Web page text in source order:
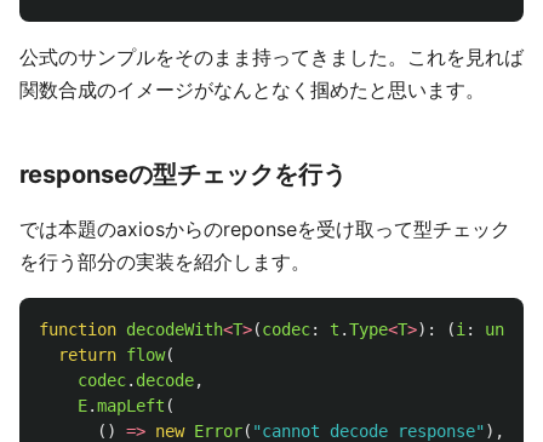
公式のサンプルをそのまま持ってきました。これを見れば
関数合成のイメージがなんとなく掴めたと思います。
responseの型チェックを行う
では本題のaxiosからのreponseを受け取って型チェック
を行う部分の実装を紹介します。
function decodeWith<T>(codec: t .Type<T>): (i :
return flow(
codec. decode,
E.mapLeft (
()
=> new Error( "cannot decode response" ),